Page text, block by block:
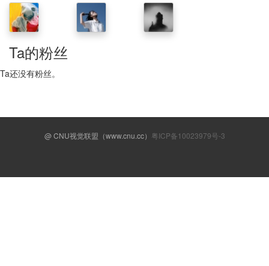
Ta的粉丝
Ta还没有粉丝。
@ CNU视觉联盟（www.cnu.cc） 粤ICP备10023979号-3